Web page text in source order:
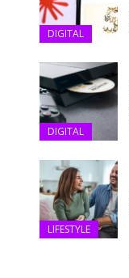
DIGITAL
DIGITAL
LIFESTYLE